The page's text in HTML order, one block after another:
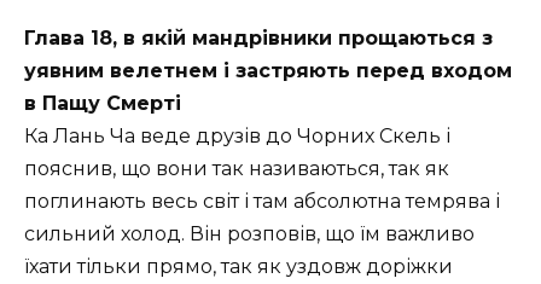
Глава 18, в якій мандрівники прощаються з
уявним велетнем і застряють перед входом
в Пащу Смерті
Ка Лань Ча веде друзів до Чорних Скель і
пояснив, що вони так називаються, так як
поглинають весь світ і там абсолютна темрява і
сильний холод. Він розповів, що їм важливо
їхати тільки прямо, так як уздовж доріжки